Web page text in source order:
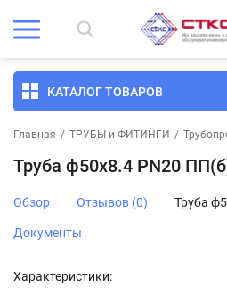
КАТАЛОГ ТОВАРОВ
Главная / ТРУБЫ и ФИТИНГИ /
Труба ф50х8.4 PN20
Обзор Отзывов (0) Труба
Документы
Характеристики: